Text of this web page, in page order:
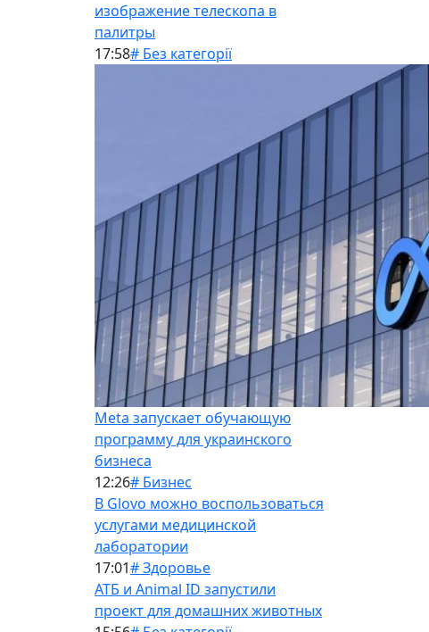
изображение телескопа в
палитры
17:58# Без категорії
Meta запускает обучающую
программу для украинского
бизнеса
12:26# Бизнес
В Glovo можно воспользоваться
услугами медицинской
лаборатории
17:01# Здоровье
АТБ и Animal ID запустили
проект для домашних животных